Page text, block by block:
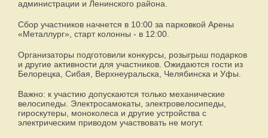
администрации и Ленинского района.
Сбор участников начнется в 10:00 за парковкой Арены
«Металлург», старт колонны - в 12:00.
Организаторы подготовили конкурсы, розыгрыш подарков
и другие активности для участников. Ожидаются гости из
Белорецка, Сибая, Верхнеуральска, Челябинска и Уфы.
Важно: к участию допускаются только механические
велосипеды. Электросамокаты, электровелосипеды,
гироскутеры, моноколеса и другие устройства с
электрическим приводом участвовать не могут.